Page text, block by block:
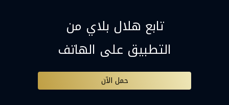
تابع هلال بلاي من
التطبيق على الهاتف
حمل الآن